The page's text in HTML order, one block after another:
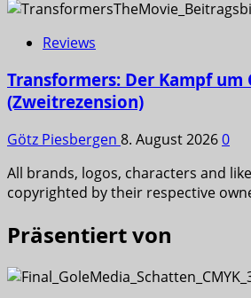
Reviews
Transformers: Der Kampf um
(Zweitrezension)
Götz Piesbergen 8. August 20260
All brands, logos, characters and
copyrighted by their respective
Präsentiert von